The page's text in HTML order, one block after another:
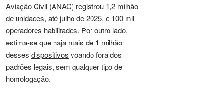
Aviação Civil (ANAC) registrou 1,2 milhão
de unidades, até julho de 2025, e 100 mil
operadores habilitados. Por outro lado,
estima-se que haja mais de 1 milhão
desses dispositivos voando fora dos
padrões legais, sem qualquer tipo de
homologação.